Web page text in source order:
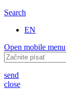
Search
EN
Open mobile menu
Hľadať:
send
close